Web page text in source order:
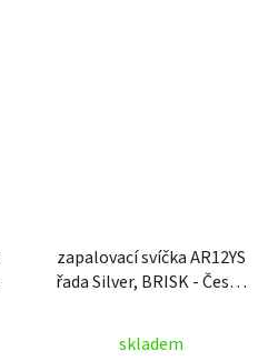
zapalovací svíčka AR12YS
řada Silver, BRISK - Česká
skladem